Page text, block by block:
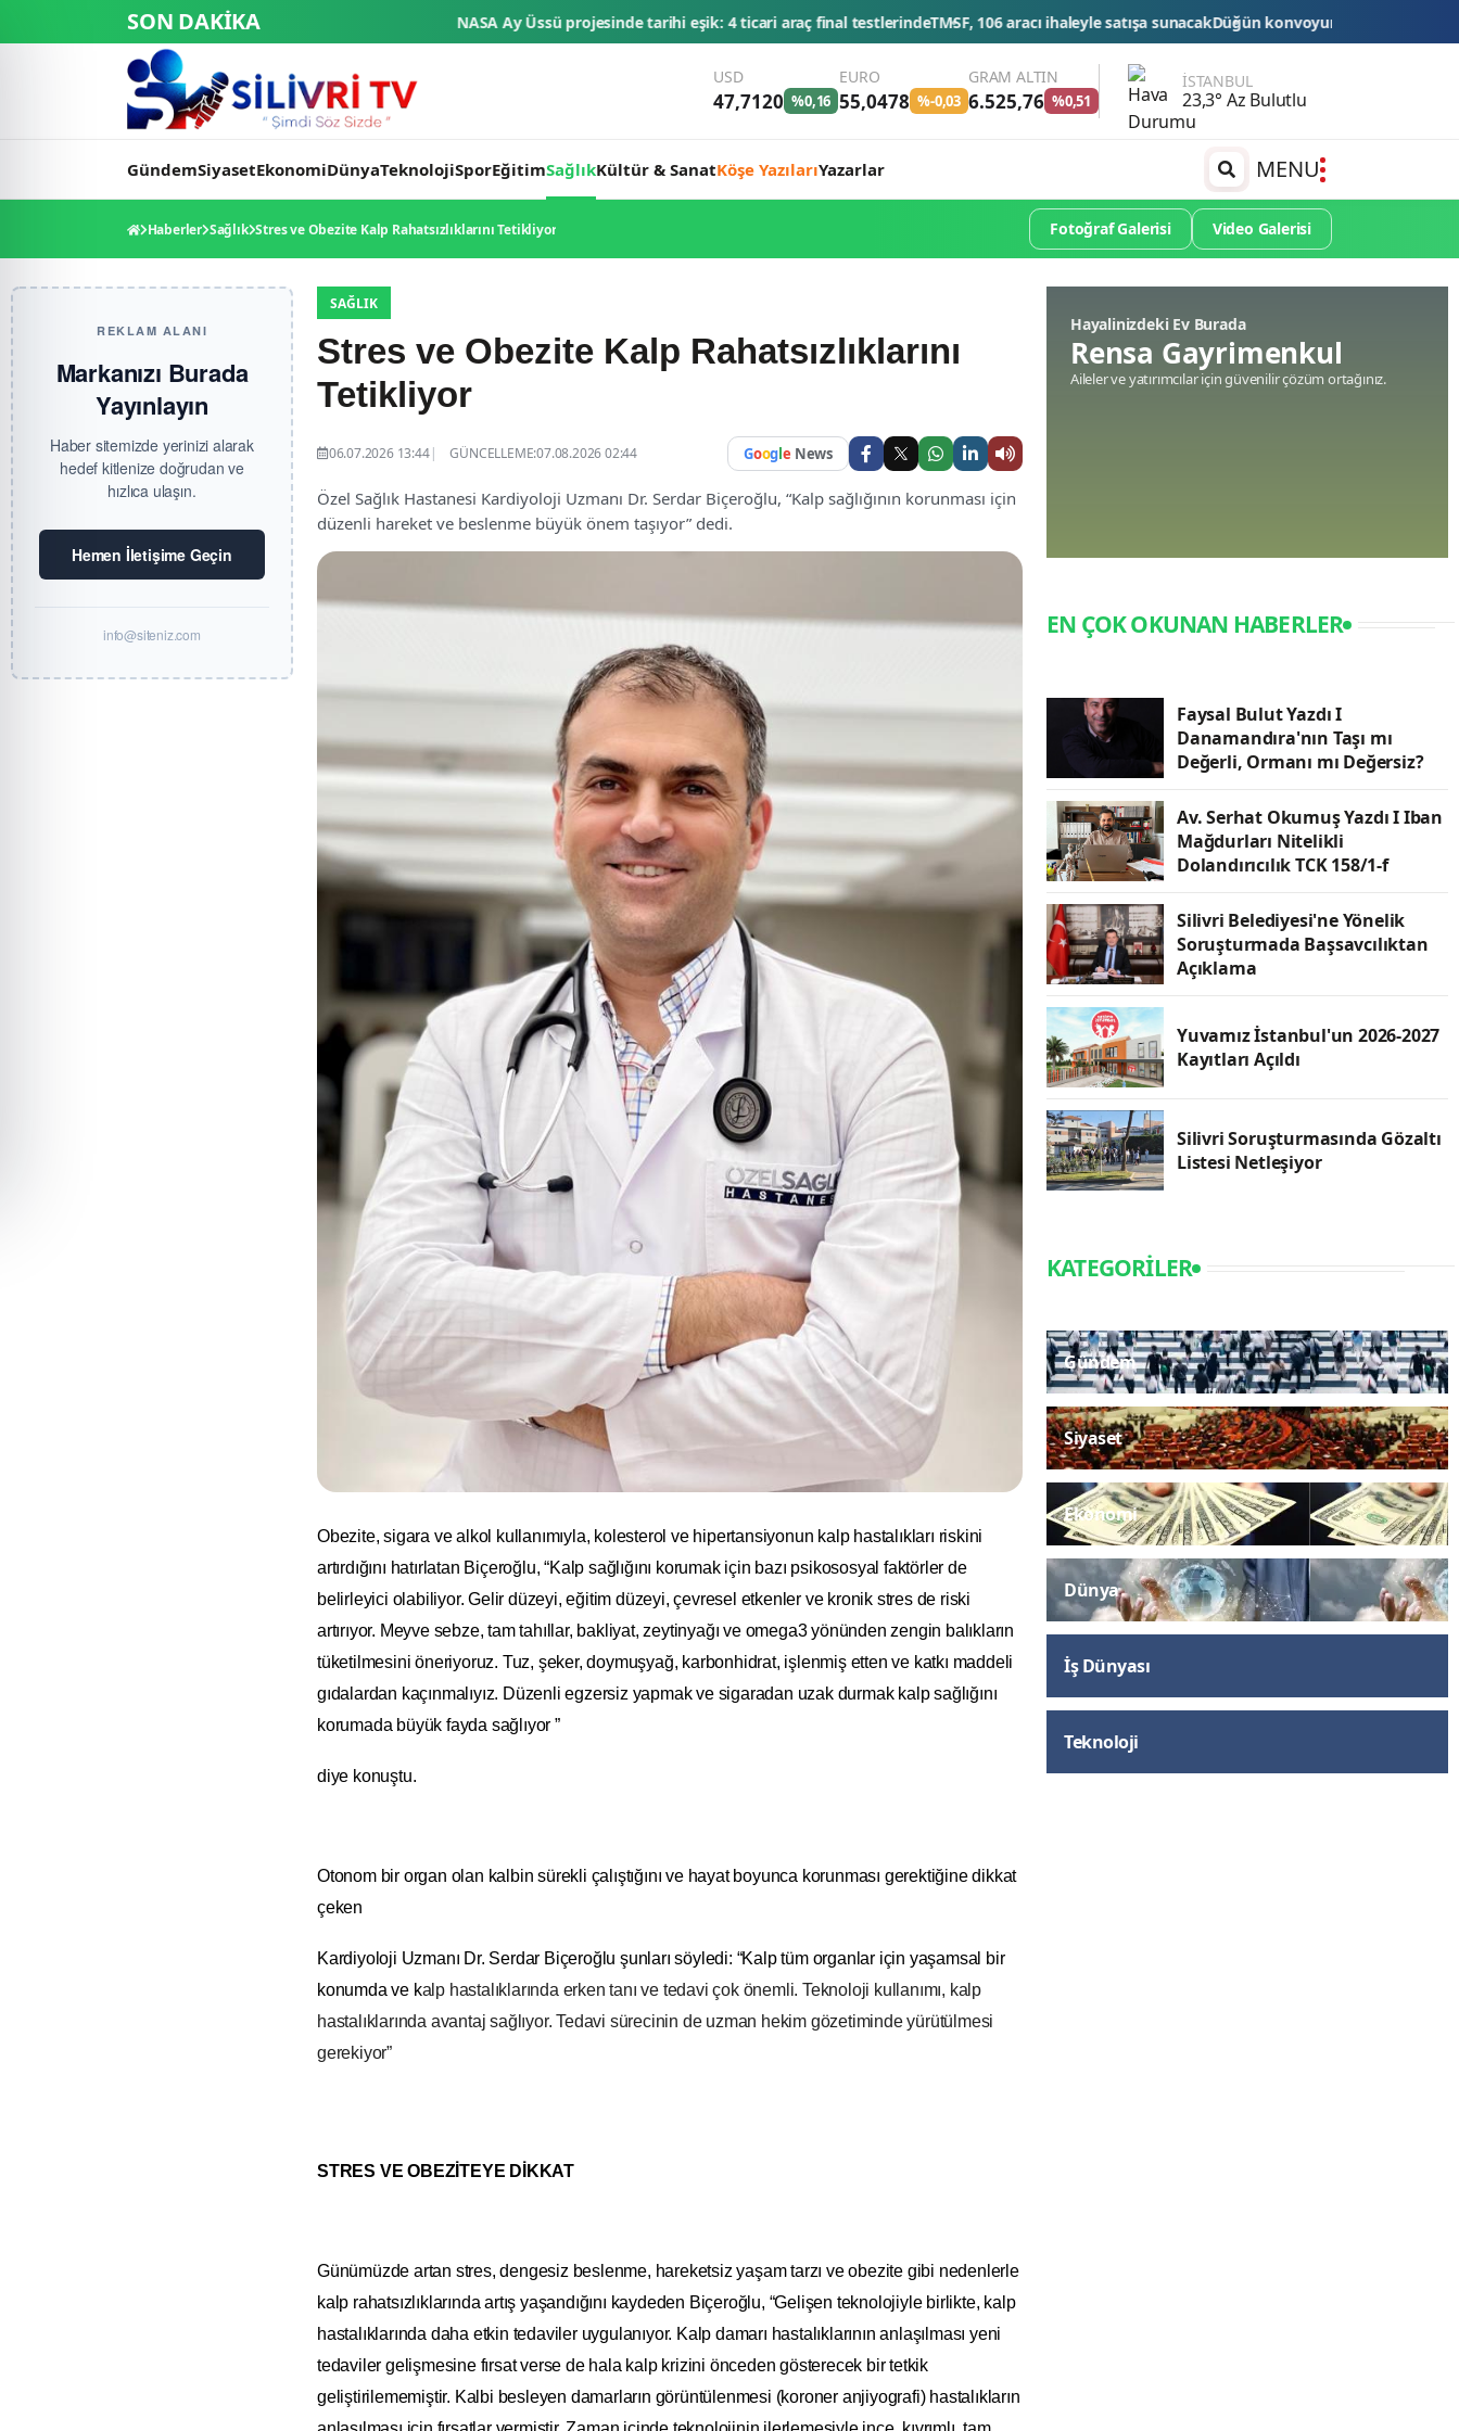
SON DAKİKANASA Ay Üssü projesinde tarihi eşik: 4 ticari araç final testlerindeTMSF, 106 aracı ihaleyle satışa sunacakDüğün konvoyuna ağır fatura: 540 bin lira ceza, 6 araç trafikten
USD
47,7120 %0,16
EURO
55,0478 %-0,03
GRAM ALTIN
6.525,76 %0,51
İSTANBUL
23,3° Az Bulutlu
GündemSiyasetEkonomiDünyaTeknolojiSporEğitimSağlıkKültür & SanatKöşe YazılarıYazarlar MENU
Haberler Sağlık Stres ve Obezite Kalp Rahatsızlıklarını Tetikliyor Fotoğraf Galerisi Video Galerisi
REKLAM ALANI
Markanızı Burada
Yayınlayın
Haber sitemizde yerinizi alarak
hedef kitlenize doğrudan ve
hızlıca ulaşın.
Hemen İletişime Geçin
info@siteniz.com
SAĞLIK
Stres ve Obezite Kalp Rahatsızlıklarını
Tetikliyor
06.07.2026 13:44 GÜNCELLEME:07.08.2026 02:44 Google News
Özel Sağlık Hastanesi Kardiyoloji Uzmanı Dr. Serdar Biçeroğlu, “Kalp sağlığının korunması için
düzenli hareket ve beslenme büyük önem taşıyor” dedi.
Obezite, sigara ve alkol kullanımıyla, kolesterol ve hipertansiyonun kalp hastalıkları riskini
artırdığını hatırlatan Biçeroğlu, “Kalp sağlığını korumak için bazı psikososyal faktörler de
belirleyici olabiliyor. Gelir düzeyi, eğitim düzeyi, çevresel etkenler ve kronik stres de riski
artırıyor. Meyve sebze, tam tahıllar, bakliyat, zeytinyağı ve omega3 yönünden zengin balıkların
tüketilmesini öneriyoruz. Tuz, şeker, doymuşyağ, karbonhidrat, işlenmiş etten ve katkı maddeli
gıdalardan kaçınmalıyız. Düzenli egzersiz yapmak ve sigaradan uzak durmak kalp sağlığını
korumada büyük fayda sağlıyor ”
diye konuştu.
Otonom bir organ olan kalbin sürekli çalıştığını ve hayat boyunca korunması gerektiğine dikkat
çeken
Kardiyoloji Uzmanı Dr. Serdar Biçeroğlu şunları söyledi: “Kalp tüm organlar için yaşamsal bir
konumda ve kalp hastalıklarında erken tanı ve tedavi çok önemli. Teknoloji kullanımı, kalp
hastalıklarında avantaj sağlıyor. Tedavi sürecinin de uzman hekim gözetiminde yürütülmesi
gerekiyor”
STRES VE OBEZİTEYE DİKKAT
Günümüzde artan stres, dengesiz beslenme, hareketsiz yaşam tarzı ve obezite gibi nedenlerle
kalp rahatsızlıklarında artış yaşandığını kaydeden Biçeroğlu, “Gelişen teknolojiyle birlikte, kalp
hastalıklarında daha etkin tedaviler uygulanıyor. Kalp damarı hastalıklarının anlaşılması yeni
tedaviler gelişmesine fırsat verse de hala kalp krizini önceden gösterecek bir tetkik
geliştirilememiştir. Kalbi besleyen damarların görüntülenmesi (koroner anjiyografi) hastalıkların
Hayalinizdeki Ev Burada
Rensa Gayrimenkul
Aileler ve yatırımcılar için güvenilir çözüm ortağınız.
EN ÇOK OKUNAN HABERLER
Faysal Bulut Yazdı I
Danamandıra'nın Taşı mı
Değerli, Ormanı mı Değersiz?
Av. Serhat Okumuş Yazdı I Iban
Mağdurları Nitelikli
Dolandırıcılık TCK 158/1-f
Silivri Belediyesi'ne Yönelik
Soruşturmada Başsavcılıktan
Açıklama
Yuvamız İstanbul'un 2026-2027
Kayıtları Açıldı
Silivri Soruşturmasında Gözaltı
Listesi Netleşiyor
KATEGORILER
Gündem
Siyaset
Ekonomi
Dünya
İş Dünyası
Teknoloji